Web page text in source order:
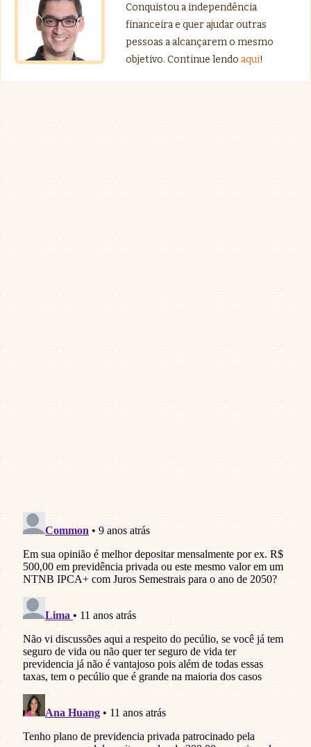
Conquistou a independência
financeira e quer ajudar outras
pessoas a alcançarem o mesmo
objetivo. Continue lendo aqui!